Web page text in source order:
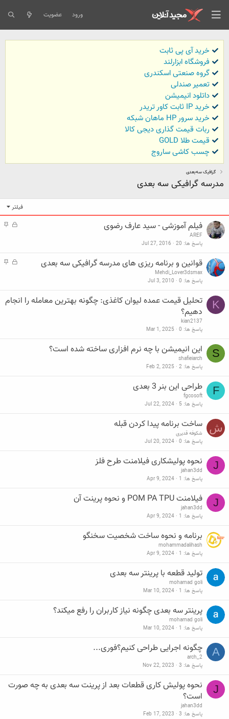
ورود عضویت
خرید آی پی ثابت
فروشگاه ابزارلند
گروه صنعتی اسکندری
تعمیر صندلی
داتلود انیمیشن
خرید IP ثابت کاور تریدر
خرید سرور HP ماهان شبکه
ربات قیمت گذاری دیجی کالا
قیمت طلا GOLD
چسب کاشی ساروج
گرافیک سه‌بعدی
مدرسه گرافیکی سه بعدی
فیلتر
ق
ه
م
فیلم آموزشی - سید عارف رضوی
AREF
پاسخ ها 20
Jul 27, 2016
ق
ه
م
قوانین و برنامه ریزی های مدرسه گرافیکی سه بعدی
Mehdi_Lover3dsmax
پاسخ ها 0
Jul 3, 2010
K
تحلیل قیمت عمده لیوان کاغذی: چگونه بهترین معامله را انجام
دهیم؟
kian2137
پاسخ ها 0
Mar 1, 2025
S این انیمیشن با چه نرم افزاری ساخته شده است؟
shafieiarch
پاسخ ها 2
Feb 2, 2025
F طراحی این بنر 3 بعدی
fgcosoft
پاسخ ها 5
Jul 22, 2024
ش ساخت برنامه پیدا کردن قبله
شکوفه قدیری
پاسخ ها 0
Jul 20, 2024
J نحوه پولیشکاری فیلامنت طرح فلز
jahan3dd
پاسخ ها 1
Apr 9, 2024
J فیلامنت POM PA TPU و نحوه پرینت آن
jahan3dd
پاسخ ها 1
Apr 9, 2024
برنامه و نحوه ساخت شخصیت سخنگو
mohammadalihash
پاسخ ها 1
Apr 9, 2024
تولید قطعه با پرینتر سه بعدی
mohamad goli
پاسخ ها 1
Mar 10, 2024
پرینتر سه بعدی چگونه نیاز کاربران را رفع میکند؟
mohamad goli
پاسخ ها 1
Mar 10, 2024
A چگونه اجرایی طراحی کنیم؟فوری...
arch_2
پاسخ ها 3
Nov 22, 2023
J
نحوه پولیش کاری قطعات بعد از پرینت سه بعدی به چه صورت
است؟
jahan3dd
پاسخ ها 3
Feb 17, 2023